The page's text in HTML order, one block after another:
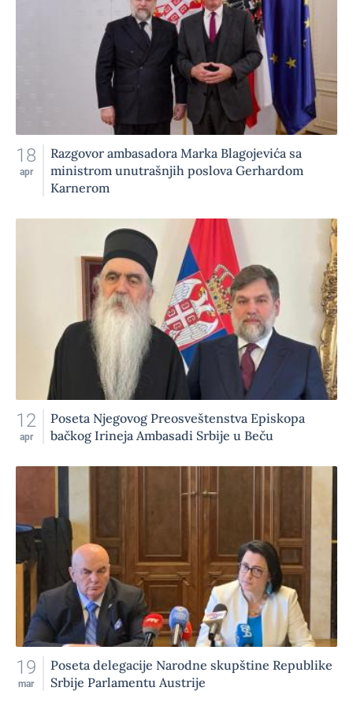
18
apr
Razgovor ambasadora Marka Blagojevića sa
ministrom unutrašnjih poslova Gerhardom
Karnerom
12
apr
Poseta Njegovog Preosveštenstva Episkopa
bačkog Irineja Ambasadi Srbije u Beču
19
mar
Poseta delegacije Narodne skupštine Republike
Srbije Parlamentu Austrije